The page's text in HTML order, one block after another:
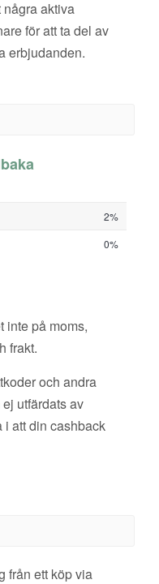
aktiva
för att ta del av
erbjudanden.
2%
0%
inte på moms,
frakt.
och andra
utfärdats av
i att din cashback
från ett köp via